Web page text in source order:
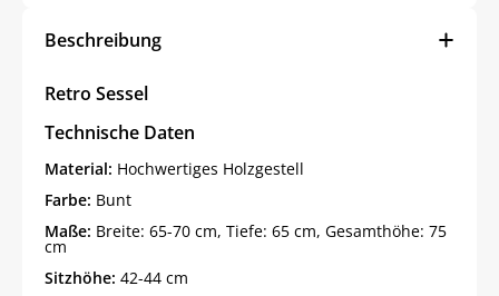
Beschreibung
Retro Sessel
Technische Daten
Material: Hochwertiges Holzgestell
Farbe: Bunt
Maße: Breite: 65-70 cm, Tiefe: 65 cm, Gesamthöhe: 75
cm
Sitzhöhe: 42-44 cm